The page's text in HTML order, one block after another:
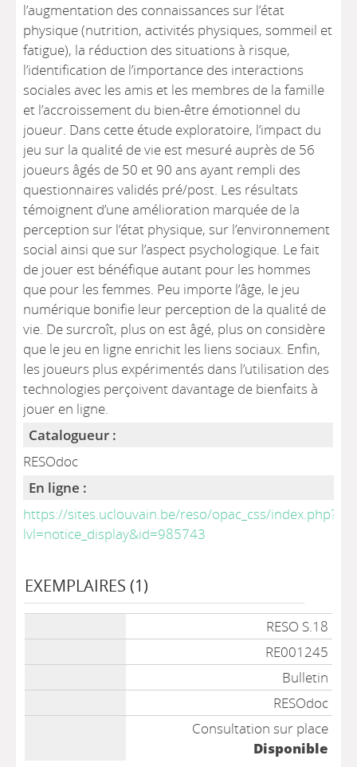
l’augmentation des connaissances sur l’état
physique (nutrition, activités physiques, sommeil et
fatigue), la réduction des situations à risque,
l’identification de l’importance des interactions
sociales avec les amis et les membres de la famille
et l’accroissement du bien-être émotionnel du
joueur. Dans cette étude exploratoire, l’impact du
jeu sur la qualité de vie est mesuré auprès de 56
joueurs âgés de 50 et 90 ans ayant rempli des
questionnaires validés pré/post. Les résultats
témoignent d’une amélioration marquée de la
perception sur l’état physique, sur l’environnement
social ainsi que sur l’aspect psychologique. Le fait
de jouer est bénéfique autant pour les hommes
que pour les femmes. Peu importe l’âge, le jeu
numérique bonifie leur perception de la qualité de
vie. De surcroît, plus on est âgé, plus on considère
que le jeu en ligne enrichit les liens sociaux. Enfin,
les joueurs plus expérimentés dans l’utilisation des
technologies perçoivent davantage de bienfaits à
jouer en ligne.
Catalogueur :
RESOdoc
En ligne :
https://sites.uclouvain.be/reso/opac_css/index.php?
lvl=notice_display&id=985743
EXEMPLAIRES (1)
RESO S.18
RE001245
Bulletin
RESOdoc
Consultation sur place
Disponible